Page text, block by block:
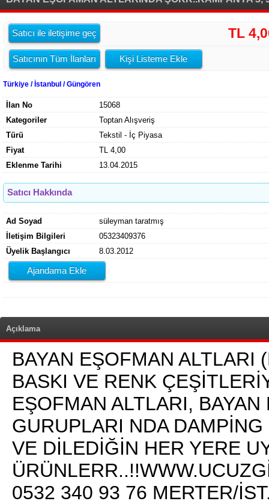
Satıcı ile iletişime geç TL
Satıcının Tüm İlanları Kişi Listeme Ekle
Türkiye / İstanbul / Güngören
İlan No
15068
Kategoriler
Toptan Alışveriş
Türü
Tekstil - İç Piyasa
Fiyat
TL 4,00
Eklenme Tarihi
13.04.2015
Satıcı Hakkında
Ad Soyad
süleyman taratmış
İletişim Bilgileri
05323409376
Üyelik Başlangıcı
8.03.2012
Ajandama Ekle
Açıklama
BAYAN EŞOFMAN ALTLARI
BASKI VE RENK
EŞOFMAN ALTLARI,
GURUPLARI NDA
VE DİLEDİĞİN HER YERE
0532 340 93 76 MERTER/